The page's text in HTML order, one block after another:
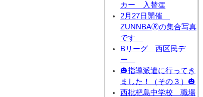
カー 入替👏
2月27日開催
ZUNNBA🄬の集合写真
です
Bリーグ 西区民デ
ー
🎃指導派遣に行ってき
ました！（その３）🎃
西枇杷島中学校 職場